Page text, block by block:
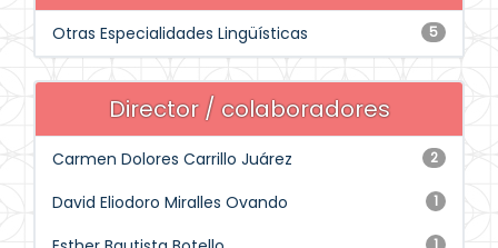
5
Otras Especialidades Lingüísticas
Director / colaboradores
2
Carmen Dolores Carrillo Juárez
1
David Eliodoro Miralles Ovando
1